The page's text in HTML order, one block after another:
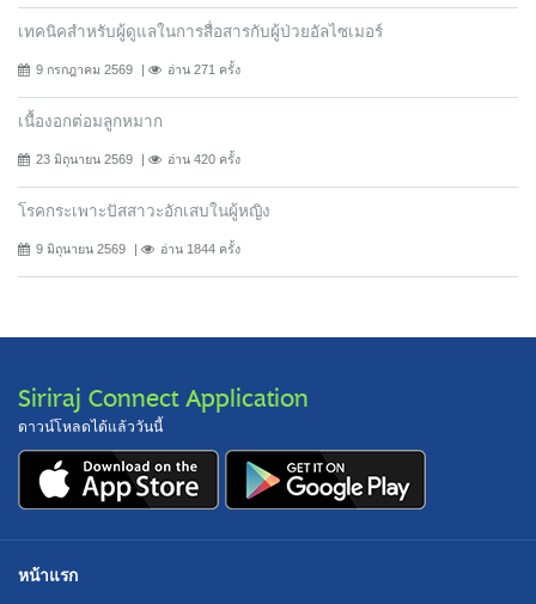
เทคนิคสำหรับผู้ดูแลในการสื่อสารกับผู้ป่วยอัลไซเมอร์
9 กรกฎาคม 2569 อ่าน 271 ครั้ง
เนื้องอกต่อมลูกหมาก
23 มิถุนายน 2569 อ่าน 420 ครั้ง
โรคกระเพาะปัสสาวะอักเสบในผู้หญิง
9 มิถุนายน 2569 อ่าน 1844 ครั้ง
Siriraj Connect Application
ดาวน์โหลดได้แล้ววันนี้
หน้าแรก